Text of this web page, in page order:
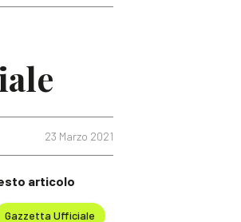
23 Marzo 2021
articolo
Gazzetta Ufficiale